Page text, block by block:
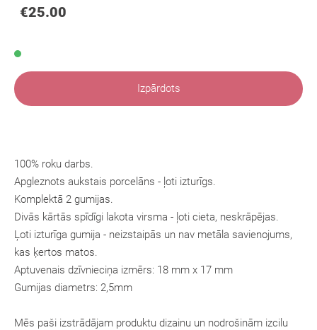
€25.00
Izpārdots
100% roku darbs.
Apgleznots aukstais porcelāns - ļoti izturīgs.
Komplektā 2 gumijas.
Divās kārtās spīdīgi lakota virsma - ļoti cieta, neskrāpējas.
Ļoti izturīga gumija - neizstaipās un nav metāla savienojums,
kas ķertos matos.
Aptuvenais dzīvnieciņa izmērs: 18 mm x 17 mm
Gumijas diametrs: 2,5mm
Mēs paši izstrādājam produktu dizainu un nodrošinām izcilu